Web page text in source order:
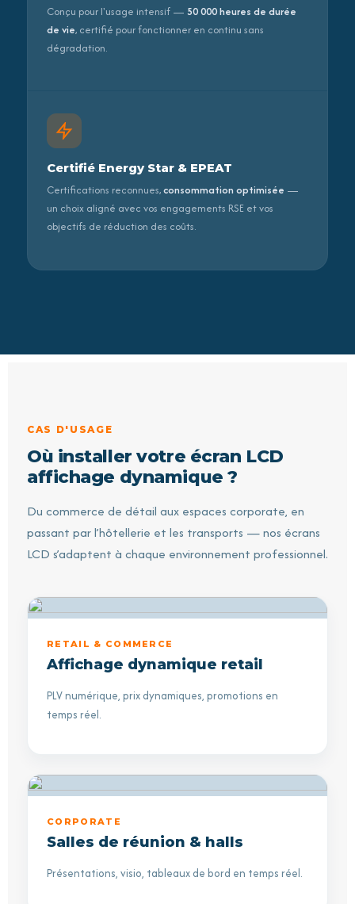
Conçu pour l'usage intensif — 50 000 heures de durée
de vie, certifié pour fonctionner en continu sans
dégradation.
Certifié Energy Star & EPEAT
Certifications reconnues,consommation optimisée —
un choix aligné avec vos engagements RSE et vos
objectifs de réduction des coûts.
CAS D'USAGE
Où installer votre écran LCD
affichage dynamique ?
Du commerce de détail aux espaces corporate, en
passant par l’hôtellerie et les transports — nos écrans
LCD s’adaptent à chaque environnement professionnel.
RETAIL & COMMERCE
Affichage dynamique retail
PLV numérique, prix dynamiques, promotions en
temps réel.
CORPORATE
Salles de réunion & halls
Présentations, visio, tableaux de bord en temps réel.